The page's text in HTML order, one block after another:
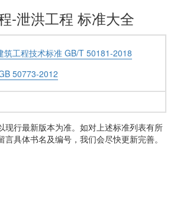
-泄洪工程 标准大全
筑工程技术标准 GB/T 50181-2018
50773-2012
现行最新版本为准。如对上述标准列表有所
具体书名及编号，我们会尽快更新完善。